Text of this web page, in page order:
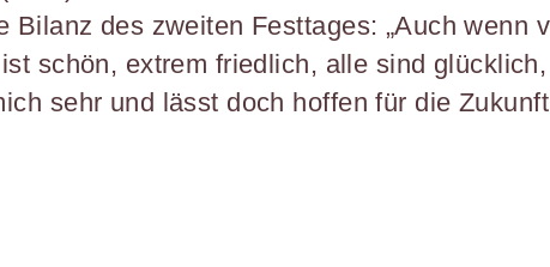
Bilanz des zweiten Festtages: „Auch wenn
schön, extrem friedlich, alle sind
sehr und lässt doch hoffen für die